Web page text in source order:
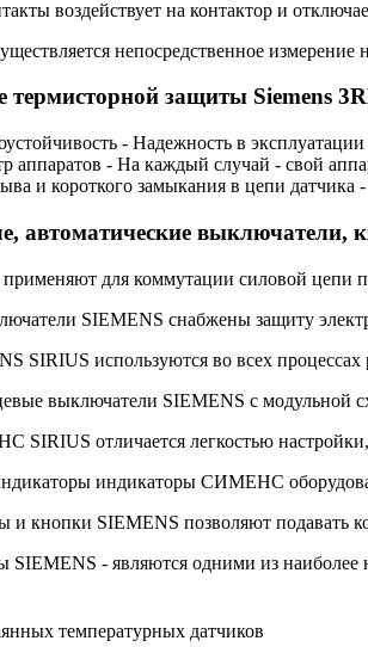
воздействует на контактор и
непосредственное измерение
термисторной защиты Siemens
- Надежность в эксплуатации
аппаратов - На каждый случай - свой
и короткого замыкания в цепи датчика
автоматические
для коммутации силовой цепи
SIEMENS снабжены защиту
SIRIUS используются во всех
выключатели SIEMENS с модульной
отличается легкостью
индикаторы СИМЕНС
и кнопки SIEMENS позволяют подавать
SIEMENS - являются одними из наиболее
температурных датчиков